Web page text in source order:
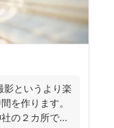
影というより楽
を作ります。
の２カ所で撮